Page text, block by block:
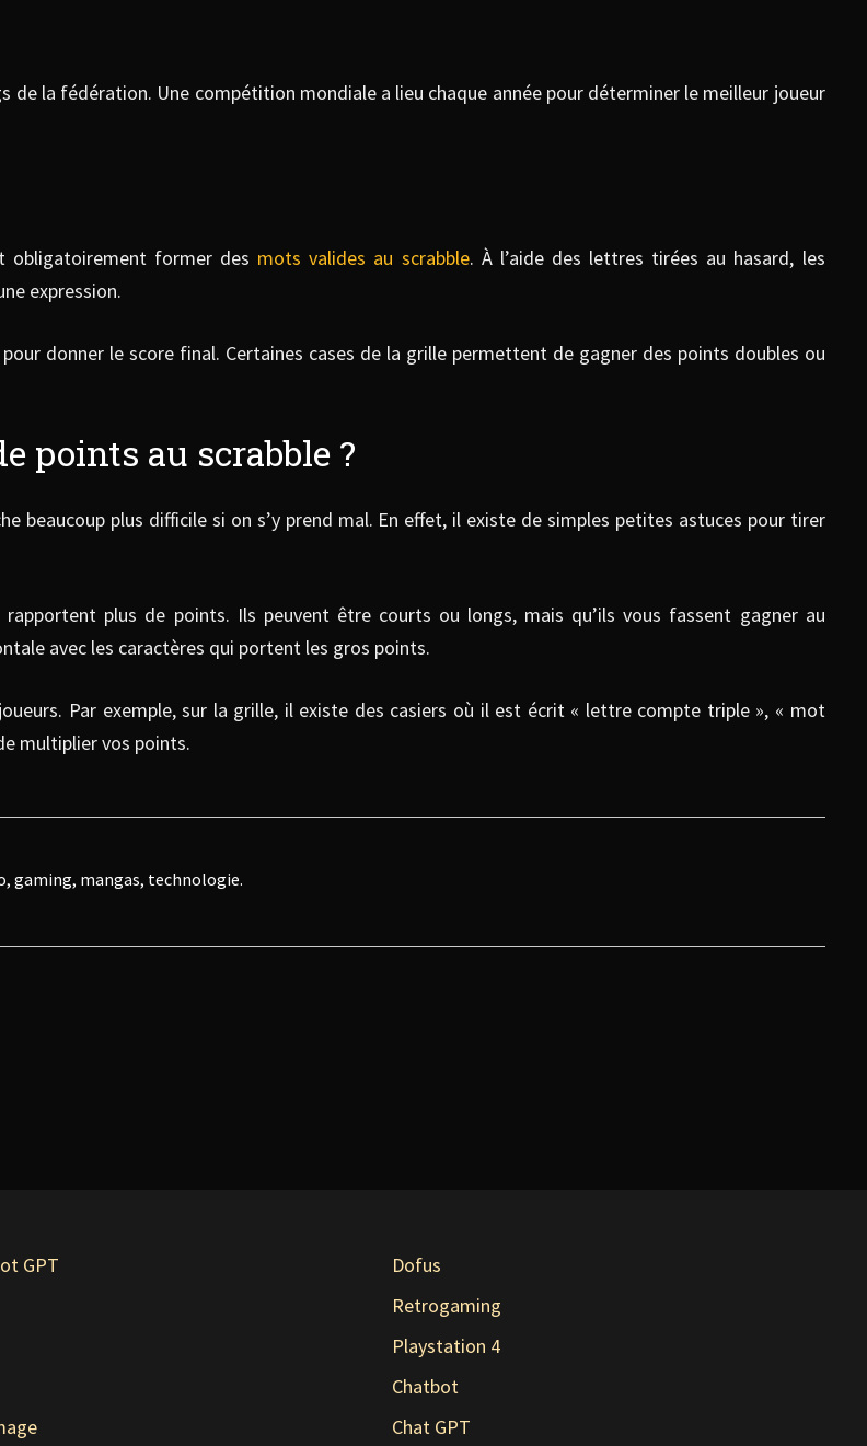
de la fédération. Une compétition mondiale a lieu chaque année pour déterminer le meilleur joueur
obligatoirement former des mots valides au scrabble. À l’aide des lettres tirées au hasard, les
expression.
donner le score final. Certaines cases de la grille permettent de gagner des points doubles ou
points au scrabble ?
beaucoup plus difficile si on s’y prend mal. En effet, il existe de simples petites astuces pour tirer
plus de points. Ils peuvent être courts ou longs, mais qu’ils vous fassent gagner au
avec les caractères qui portent les gros points.
Par exemple, sur la grille, il existe des casiers où il est écrit « lettre compte triple », « mot
multiplier vos points.
gaming, mangas, technologie.
GPT
Dofus
Retrogaming
Playstation 4
Chatbot
Chat GPT